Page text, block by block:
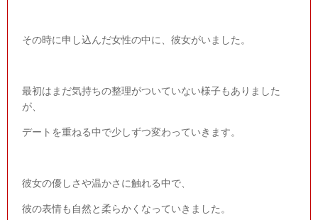
その時に申し込んだ女性の中に、彼女がいました。
最初はまだ気持ちの整理がついていない様子もありました
が、
デートを重ねる中で少しずつ変わっていきます。
彼女の優しさや温かさに触れる中で、
彼の表情も自然と柔らかくなっていきました。